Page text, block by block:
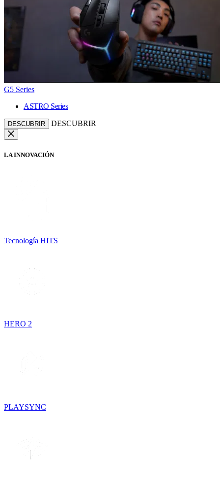
G5 Series
ASTRO Series
DESCUBRIR DESCUBRIR
LA INNOVACIÓN
Tecnología HITS
HERO 2
PLAYSYNC